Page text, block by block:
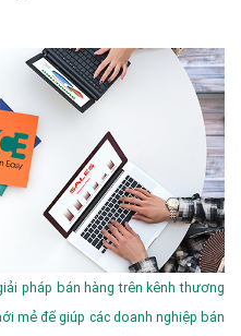
pháp bán hàng trên kênh thương
mẻ để giúp các doanh nghiệp bán